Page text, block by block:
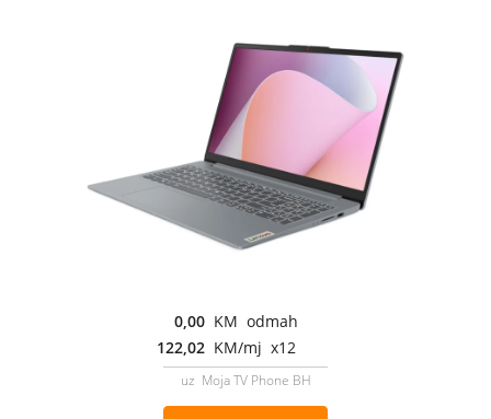
0,00 KM odmah
122,02 KM/mj x12
uz Moja TV Phone BH